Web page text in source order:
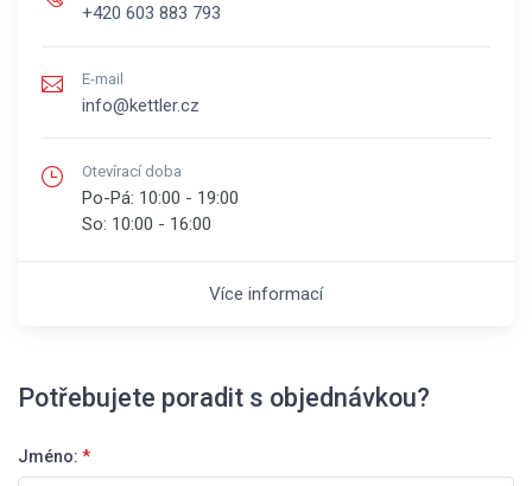
+420 603 883 793
E-mail
info@kettler.cz
Otevírací doba
Po-Pá: 10:00 - 19:00
So: 10:00 - 16:00
Více informací
Potřebujete poradit s objednávkou?
Jméno: *